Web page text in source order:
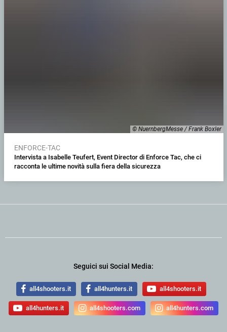
© NuernbergMesse / Frank Boxler
ENFORCE-TAC
Intervista a Isabelle Teufert, Event Director di Enforce Tac, che ci
racconta le ultime novità sulla fiera della sicurezza
Seguici sui Social Media:
all4shooters.it all4hunters.it all4shooters.it
all4hunters.it all4shooters.com all4hunters.com